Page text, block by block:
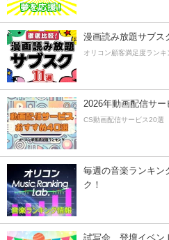
漫画読み放題サブス
オリコン顧客満足度ランキ
2026年動画配信サー
CS動画配信サービス20選
毎週の音楽ランキン
ク！
試写会、登壇イベン